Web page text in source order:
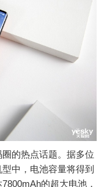
的热点话题。据多位
中，电池容量将得到
的超大电池，